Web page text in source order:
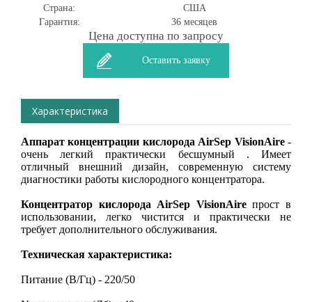
Страна:
США
Гарантия:
36 месяцев
Цена доступна по запросу
Оставить заявку
Характеристика
Аппарат концентрации кислорода AirSep VisionAire-
очень легкий практически бесшумный . Имеет
отличный внешний дизайн, современную систему
диагностики работы кислородного концентратора.
Концентратор кислорода AirSep VisionAireпрост в
использовании, легко чистится и практически не
требует дополнительного обслуживания.
Техническая характеристика:
Питание (В/Гц) - 220/50